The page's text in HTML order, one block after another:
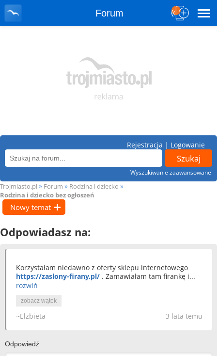
Forum
Wyszukiwanie zaawansowane
Rejestracja | Logowanie
Trojmiasto.pl » Forum » Rodzina i dziecko »
Rodzina i dziecko bez ogłoszeń
Nowy temat
Odpowiadasz na:
Korzystałam niedawno z oferty sklepu internetowego
https://zaslony-firany.pl/ . Zamawiałam tam firankę i...
rozwiń
zobacz wątek
3 lata temu
~Elzbieta
Odpowiedź